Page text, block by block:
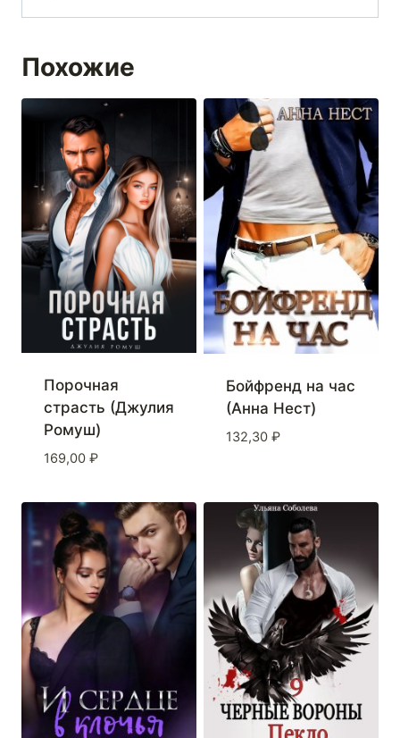
Похожие
Порочная
страсть (Джулия
Ромуш)
169,00 ₽
Бойфренд на час
(Анна Нест)
132,30 ₽